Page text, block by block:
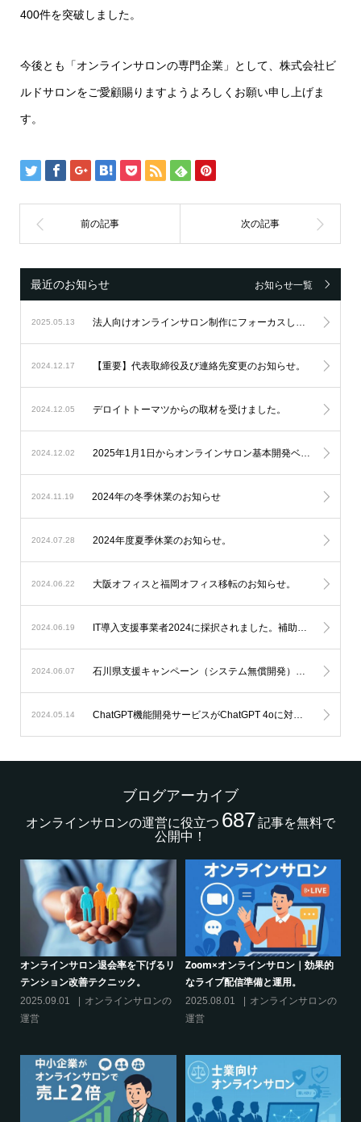
400件を突破しました。
今後とも「オンラインサロンの専門企業」として、株式会社ビ
ルドサロンをご愛顧賜りますようよろしくお願い申し上げま
す。
最近のお知らせ お知らせ一覧
2025.05.13 法人向けオンラインサロン制作にフォーカスし続け、設立6周年を迎えました。
2024.12.17 【重要】代表取締役及び連絡先変更のお知らせ。
2024.12.05 デロイトトーマツからの取材を受けました。
2024.12.02 2025年1月1日からオンラインサロン基本開発ベースシステムの料金改定を実施します。
2024.11.19 2024年の冬季休業のお知らせ
2024.07.28 2024年度夏季休業のお知らせ。
2024.06.22 大阪オフィスと福岡オフィス移転のお知らせ。
2024.06.19 IT導入支援事業者2024に採択されました。補助金を利用したオンラインサロン開発が可能になります。
2024.06.07 石川県支援キャンペーン（システム無償開発）延長のお知らせ。
2024.05.14 ChatGPT機能開発サービスがChatGPT 4oに対応します。
ブログアーカイブ
オンラインサロンの運営に役立つ 687記事を無料で
公開中！
クリエイター系オンラインサロンの
話題席巻-”マッシュル”について調べ
てみた!
2024.06.25
グルメ系オンラインサロンで密かな
ブーム-今、なぜ”たけのこご飯”が熱
いのか
2024.06.21